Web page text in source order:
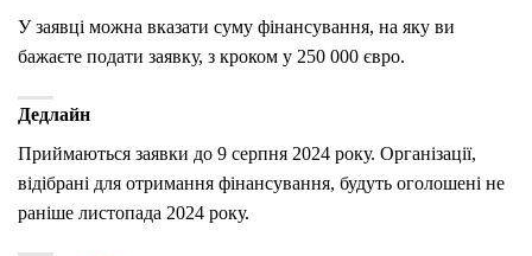
У заявці можна вказати суму фінансування, на яку ви
бажаєте подати заявку, з кроком у 250 000 євро.
Дедлайн
Приймаються заявки до 9 серпня 2024 року. Організації,
відібрані для отримання фінансування, будуть оголошені не
раніше листопада 2024 року.